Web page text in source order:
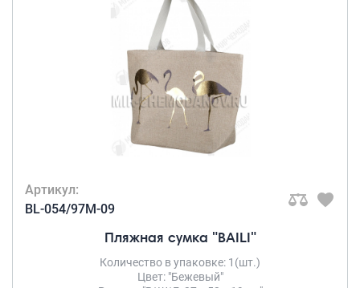
Артикул:
BL-054/97M-09
Пляжная сумка "BAILI"
Количество в упаковке: 1(шт.)
Цвет: "Бежевый"